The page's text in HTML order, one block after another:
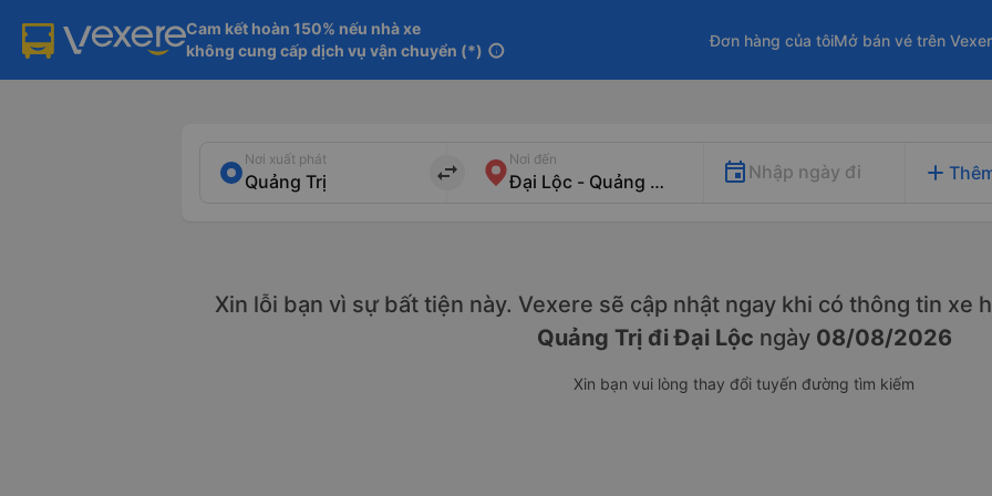
Cam kết hoàn 150% nếu nhà xe
không cung cấp dịch vụ vận chuyển (*) info
Đơn hàng của tôiMở bán vé trên
Nơi xuất phát
import_export
Nơi đến
Nhập ngày đi add
Xin lỗi bạn vì sự bất tiện này. Vexere sẽ cập nhật ngay khi có thông tin xe
Quảng Trị đi Đại Lộc ngày 08/08/2026
Xin bạn vui lòng thay đổi tuyến đường tìm kiếm